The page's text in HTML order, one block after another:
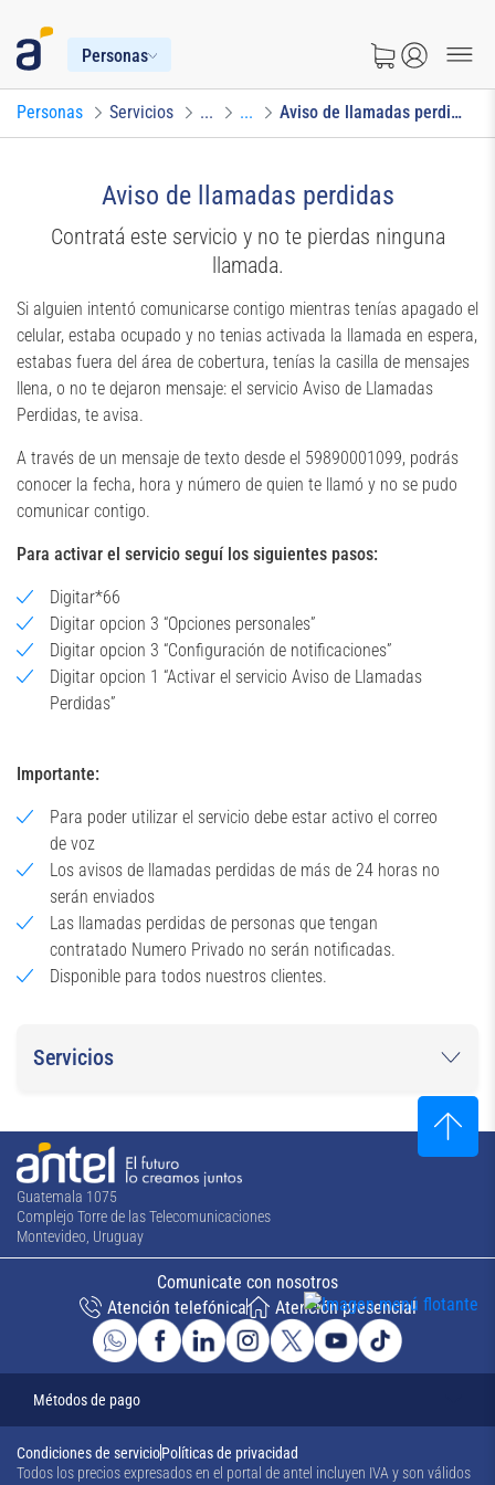
Personas
Personas Servicios ... ... Aviso de llamadas perdidas
Aviso de llamadas perdidas
Contratá este servicio y no te pierdas ninguna
llamada.
Si alguien intentó comunicarse contigo mientras tenías apagado el
celular, estaba ocupado y no tenias activada la llamada en espera,
estabas fuera del área de cobertura, tenías la casilla de mensajes
llena, o no te dejaron mensaje: el servicio Aviso de Llamadas
Perdidas, te avisa.
A través de un mensaje de texto desde el 59890001099, podrás
conocer la fecha, hora y número de quien te llamó y no se pudo
comunicar contigo.
Para activar el servicio seguí los siguientes pasos:
Digitar*66
Digitar opcion 3 “Opciones personales”
Digitar opcion 3 “Configuración de notificaciones”
Digitar opcion 1 “Activar el servicio Aviso de Llamadas
Perdidas”
Importante:
Para poder utilizar el servicio debe estar activo el correo
de voz
Los avisos de llamadas perdidas de más de 24 horas no
serán enviados
Las llamadas perdidas de personas que tengan
contratado Numero Privado no serán notificadas.
Disponible para todos nuestros clientes.
Servicios
Guatemala 1075
Complejo Torre de las Telecomunicaciones
Montevideo, Uruguay
Comunicate con nosotros
Atención telefónica
Atención presencial
Métodos de pago
Todos los precios expresados en el portal de antel incluyen IVA y son válidos
Condiciones de servicioPolíticas de privacidad